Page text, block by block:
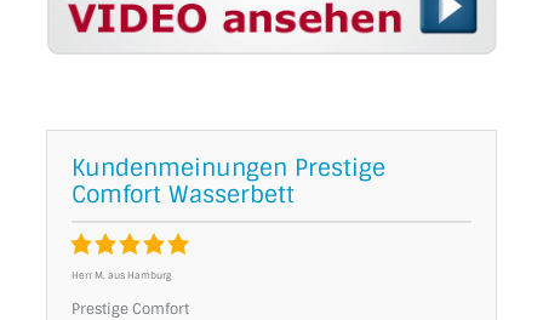
Kundenmeinungen Prestige
Comfort Wasserbett
Herr M. aus Hamburg
Prestige Comfort